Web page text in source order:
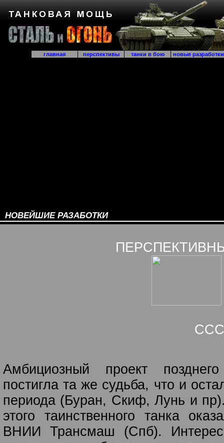
главная перспективы танки в бою новые
НОВЕЙШИЕ РАЗАБОТКИ
Амбициозный проект
постигла та же судьба, что и
периода (Буран, Скиф, Лунь и
этого таинственного танка
ВНИИ Трансмаш (Спб).